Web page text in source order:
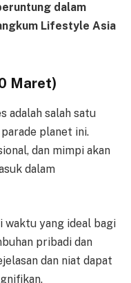
dalam
Lifestyle Asia
Maret)
adalah salah satu
planet ini.
dan mimpi akan
dalam
waktu yang ideal bagi
pribadi dan
dan niat dapat